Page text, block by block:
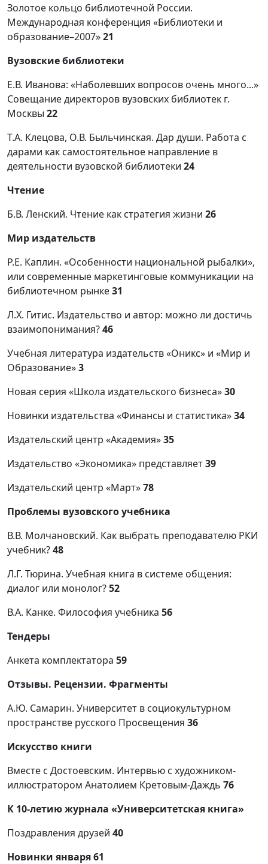
Золотое кольцо библиотечной России.
Международная конференция «Библиотеки и
образование–2007»21
Вузовские библиотеки
Е.В. Иванова: «Наболевших вопросов очень много...»
Совещание директоров вузовских библиотек г.
Москвы 22
Т.А. Клецова, О.В. Быльчинская. Дар души. Работа с
дарами как самостоятельное направление в
деятельности вузовской библиотеки 24
Чтение
Б.В. Ленский. Чтение как стратегия жизни 26
Мир издательств
Р.Е. Каплин. «Особенности национальной рыбалки»,
или современные маркетинговые коммуникации на
библиотечном рынке31
Л.Х. Гитис. Издательство и автор: можно ли достичь
взаимопонимания?46
Учебная литература издательств «Оникс» и «Мир и
Образование»3
Новая серия «Школа издательского бизнеса»30
Новинки издательства «Финансы и статистика»34
Издательский центр «Академия»35
Издательство «Экономика» представляет39
Издательский центр «Март»78
Проблемы вузовского учебника
В.В. Молчановский. Как выбрать преподавателю РКИ
учебник?48
Л.Г. Тюрина. Учебная книга в системе общения:
диалог или монолог?52
В.А. Канке. Философия учебника 56
Тендеры
Анкета комплектатора 59
Отзывы. Рецензии. Фрагменты
А.Ю. Самарин. Университет в социокультурном
пространстве русского Просвещения 36
Искусство книги
Вместе с Достоевским. Интервью с художником-
иллюстратором Анатолием Кретовым-Даждь 76
К 10-летию журнала «Университетская книга»
Поздравления друзей 40
Новинки января 61